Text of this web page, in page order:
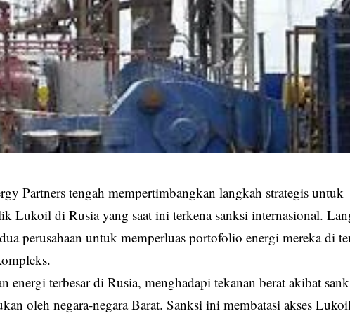
Partners tengah mempertimbangkan langkah strategis untuk
Lukoil di Rusia yang saat ini terkena sanksi internasional.
perusahaan untuk memperluas portofolio energi mereka di
energi terbesar di Rusia, menghadapi tekanan berat akibat
oleh negara-negara Barat. Sanksi ini membatasi akses